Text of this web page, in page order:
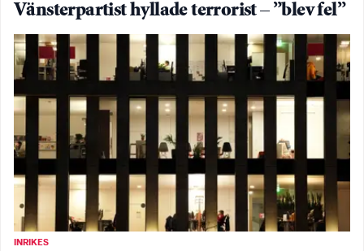
Vänsterpartist hyllade terrorist – ”blev fel”
INRIKES